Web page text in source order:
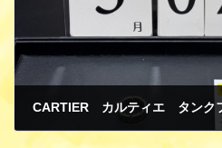
5月 21, 2026